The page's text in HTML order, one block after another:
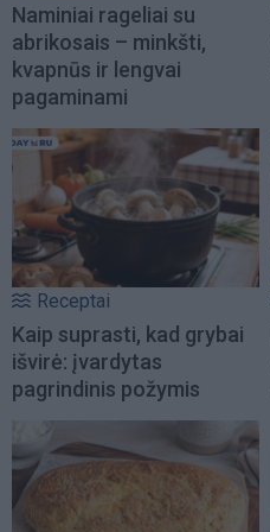
Naminiai rageliai su
abrikosais – minkšti,
kvapnūs ir lengvai
pagaminami
Receptai
Kaip suprasti, kad grybai
išvirė: įvardytas
pagrindinis požymis